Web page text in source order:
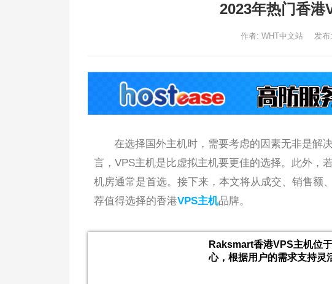
2023年热门香港
作者: WHT中文站 发布
在选择国外主机时，需要考虑的因素无非是解
言，VPS主机是比虚拟主机要更佳的选择。此外，
机房通常是首选。接下来，本文将从成交、销售额
荐值得选择的香港VPS主机品牌。
Raksmart香港VPS主机位
心，根据用户的需求支持灵